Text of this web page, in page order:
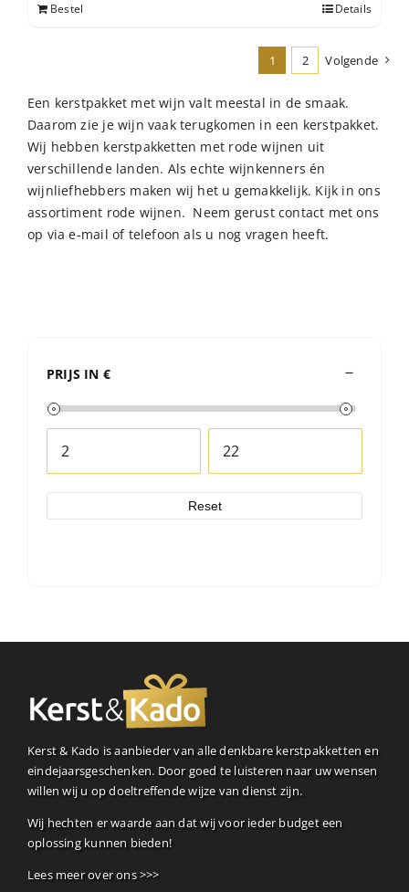
Bestel Details
1 2 Volgende
Een kerstpakket met wijn valt meestal in de smaak.
Daarom zie je wijn vaak terugkomen in een kerstpakket.
Wij hebben kerstpakketten met rode wijnen uit
verschillende landen. Als echte wijnkenners én
wijnliefhebbers maken wij het u gemakkelijk. Kijk in ons
assortiment rode wijnen. Neem gerust contact met ons
op via e-mail of telefoon als u nog vragen heeft.
PRIJS IN €
Reset
Kerst & Kado is aanbieder van alle denkbare kerstpakketten en
eindejaarsgeschenken. Door goed te luisteren naar uw wensen
willen wij u op doeltreffende wijze van dienst zijn.
Wij hechten er waarde aan dat wij voor ieder budget een
oplossing kunnen bieden!
Lees meer over ons >>>